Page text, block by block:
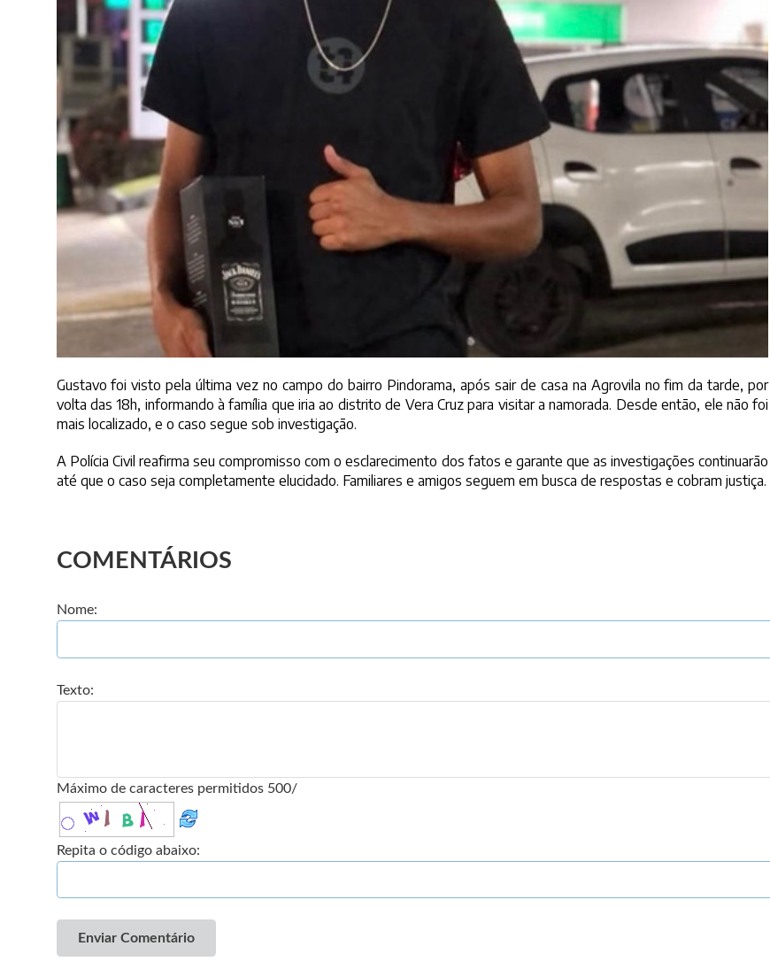
Gustavo foi visto pela última vez no campo do bairro Pindorama, após sair de casa na Agrovila no fim da tarde, por
volta das 18h, informando à família que iria ao distrito de Vera Cruz para visitar a namorada. Desde então, ele não foi
mais localizado, e o caso segue sob investigação.
A Polícia Civil reafirma seu compromisso com o esclarecimento dos fatos e garante que as investigações continuarão
até que o caso seja completamente elucidado. Familiares e amigos seguem em busca de respostas e cobram justiça.
COMENTÁRIOS
Nome:
Texto:
Máximo de caracteres permitidos 500/
Repita o código abaixo:
Enviar Comentário